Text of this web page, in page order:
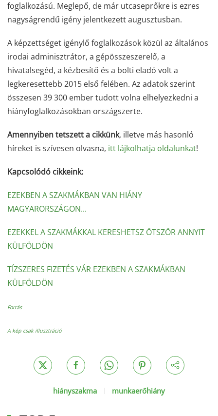
foglalkozású. Meglepő, de már utcaseprőkre is ezres
nagyságrendű igény jelentkezett augusztusban.
A képzettséget igénylő foglalkozások közül az általános
irodai adminisztrátor, a gépösszeszerelő, a
hivatalsegéd, a kézbesítő és a bolti eladó volt a
legkeresettebb 2015 első felében. Az adatok szerint
összesen 39 300 ember tudott volna elhelyezkedni a
hiányfoglalkozásokban országszerte.
Amennyiben tetszett a cikkünk, illetve más hasonló
híreket is szívesen olvasna, itt lájkolhatja oldalunkat!
Kapcsolódó cikkeink:
EZEKBEN A SZAKMÁKBAN VAN HIÁNY
MAGYARORSZÁGON...
EZEKKEL A SZAKMÁKKAL KERESHETSZ ÖTSZÖR ANNYIT
KÜLFÖLDÖN
TÍZSZERES FIZETÉS VÁR EZEKBEN A SZAKMÁKBAN
KÜLFÖLDÖN
Forrás
A kép csak illusztráció
hiányszakma munkaerőhiány